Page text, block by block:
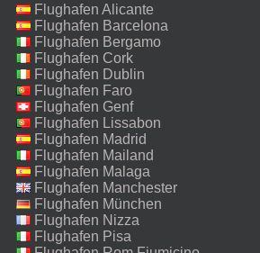
Flughafen Alicante
Flughafen Barcelona
Flughafen Bergamo
Flughafen Cork
Flughafen Dublin
Flughafen Faro
Flughafen Genf
Flughafen Lissabon
Flughafen Madrid
Flughafen Mailand
Malpensa
Flughafen Malaga
Flughafen Manchester
Flughafen München
Flughafen Nizza
Flughafen Pisa